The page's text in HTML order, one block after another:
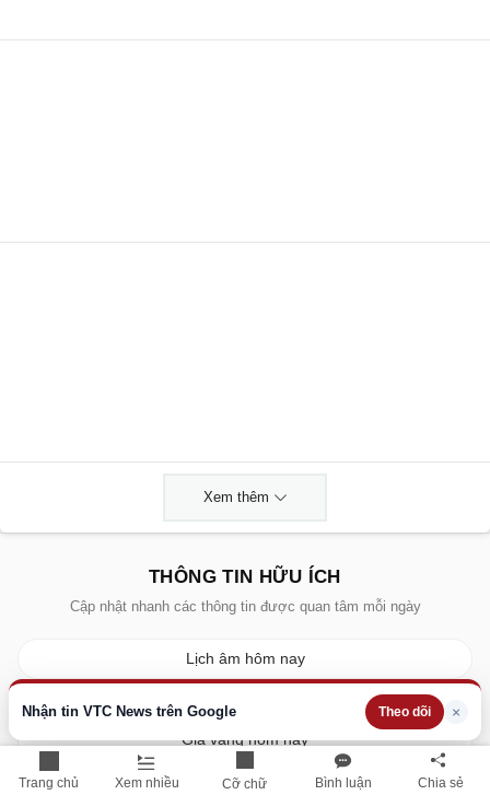
Trang chủ Xem nhiều Cỡ chữ Bình luận Chia sẻ
Nhận tin VTC News trên Google Theo dõi ×
Xem thêm
THÔNG TIN HỮU ÍCH
Cập nhật nhanh các thông tin được quan tâm mỗi ngày
Lịch âm hôm nay
Giá vàng hôm nay
Giá bạc hôm nay